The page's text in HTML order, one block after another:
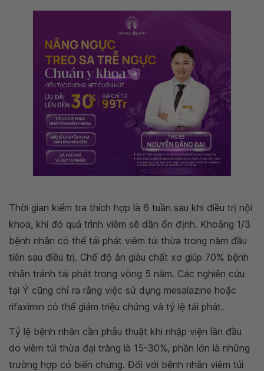
Thời gian kiểm tra thích hợp là 6 tuần sau khi điều trị nội
khoa, khi đó quá trình viêm sẽ dần ổn định. Khoảng 1/3
bệnh nhân có thể tái phát viêm túi thừa trong năm đầu
tiên sau điều trị. Chế độ ăn giàu chất xơ giúp 70% bệnh
nhân tránh tái phát trong vòng 5 năm. Các nghiên cứu
tại Ý cũng chỉ ra rằng việc sử dụng mesalazine hoặc
rifaximin có thể giảm triệu chứng và tỷ lệ tái phát.
Tỷ lệ bệnh nhân cần phẫu thuật khi nhập viện lần đầu
do viêm túi thừa đại tràng là 15-30%, phần lớn là những
trường hợp có biến chứng. Đối với bệnh nhân viêm túi